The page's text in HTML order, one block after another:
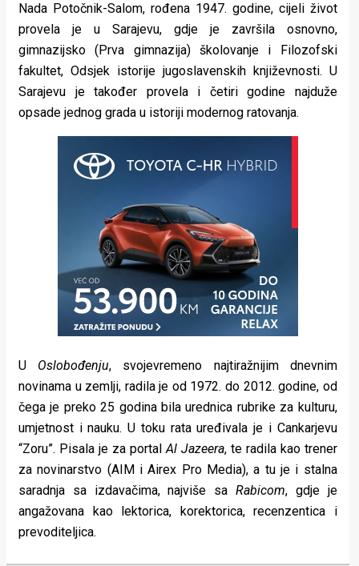
Nada Potočnik-Salom, rođena 1947. godine, cijeli život
provela je u Sarajevu, gdje je završila osnovno,
gimnazijsko (Prva gimnazija) školovanje i Filozofski
fakultet, Odsjek istorije jugoslavenskih književnosti. U
Sarajevu je također provela i četiri godine najduže
opsade jednog grada u istoriji modernog ratovanja.
U Oslobođenju, svojevremeno najtiražnijim dnevnim
novinama u zemlji, radila je od 1972. do 2012. godine, od
čega je preko 25 godina bila urednica rubrike za kulturu,
umjetnost i nauku. U toku rata uređivala je i Cankarjevu
“Zoru”. Pisala je za portalAl Jazeera, te radila kao trener
za novinarstvo (AIM i Airex Pro Media), a tu je i stalna
saradnja sa izdavačima, najviše saRabicom, gdje je
angažovana kao lektorica, korektorica, recenzentica i
prevoditeljica.